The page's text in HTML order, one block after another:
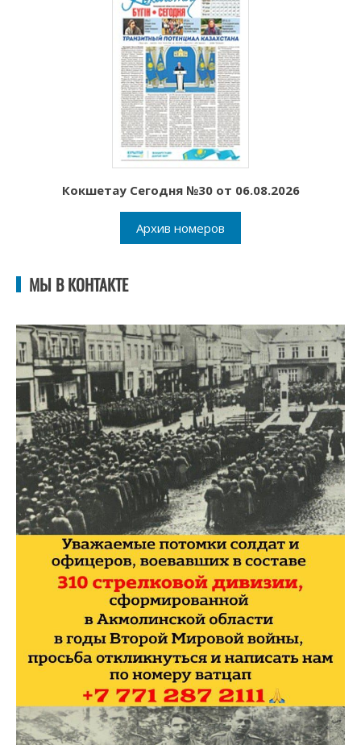
Кокшетау Сегодня №30 от 06.08.2026
Архив номеров
МЫ В КОНТАКТЕ